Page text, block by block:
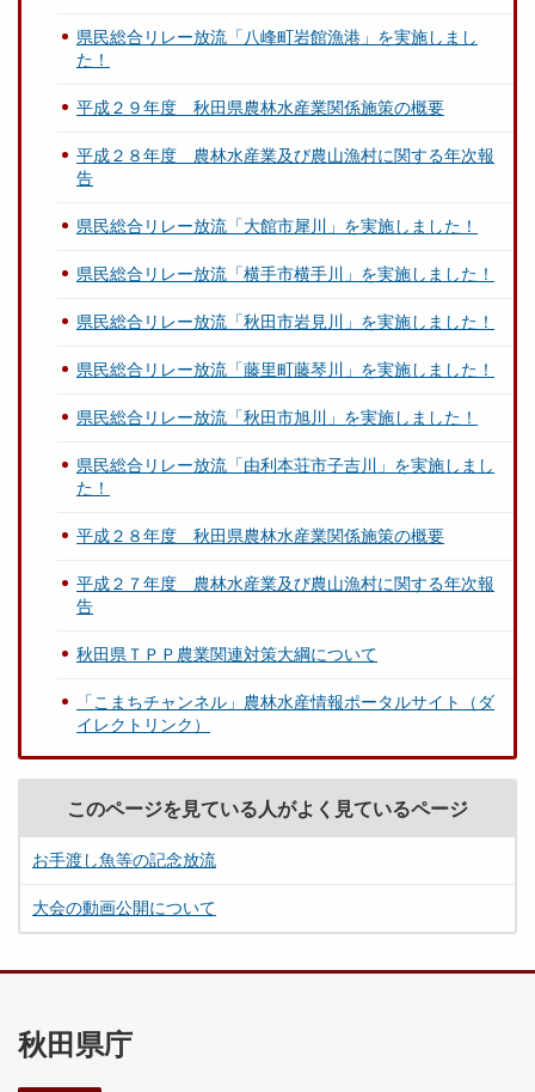
県民総合リレー放流「八峰町岩館漁港」を実施しまし
た！
平成２９年度 秋田県農林水産業関係施策の概要
平成２８年度 農林水産業及び農山漁村に関する年次報
告
県民総合リレー放流「大館市犀川」を実施しました！
県民総合リレー放流「横手市横手川」を実施しました！
県民総合リレー放流「秋田市岩見川」を実施しました！
県民総合リレー放流「藤里町藤琴川」を実施しました！
県民総合リレー放流「秋田市旭川」を実施しました！
県民総合リレー放流「由利本荘市子吉川」を実施しまし
た！
平成２８年度 秋田県農林水産業関係施策の概要
平成２７年度 農林水産業及び農山漁村に関する年次報
告
秋田県ＴＰＰ農業関連対策大綱について
「こまちチャンネル」農林水産情報ポータルサイト（ダ
イレクトリンク）
このページを見ている人がよく見ているページ
お手渡し魚等の記念放流
大会の動画公開について
秋田県庁